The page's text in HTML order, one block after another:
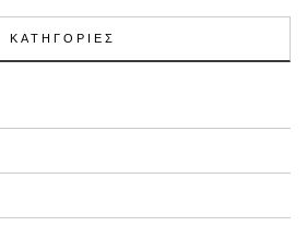
ΚΑΤΗΓΟΡΙΕΣ